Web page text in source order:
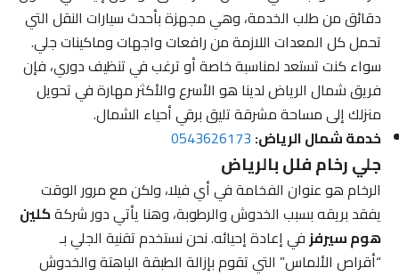
دقائق من طلب الخدمة، وهي مجهزة بأحدث سيارات النقل التي
تحمل كل المعدات اللازمة من رافعات واجهات وماكينات جلي.
سواء كنت تستعد لمناسبة خاصة أو ترغب في تنظيف دوري، فإن
فريق شمال الرياض لدينا هو الأسرع والأكثر مهارة في تحويل
منزلك إلى مساحة مشرقة تليق برقي أحياء الشمال.
خدمة شمال الرياض:0543626173
جلي رخام فلل بالرياض
الرخام هو عنوان الفخامة في أي فيلا، ولكن مع مرور الوقت
يفقد بريقه بسبب الخدوش والرطوبة، وهنا يأتي دور شركةكلين
هوم سيرفزفي إعادة إحيائه. نحن نستخدم تقنية الجلي بـ
“أقراص الألماس” التي تقوم بإزالة الطبقة الباهتة والخدوش